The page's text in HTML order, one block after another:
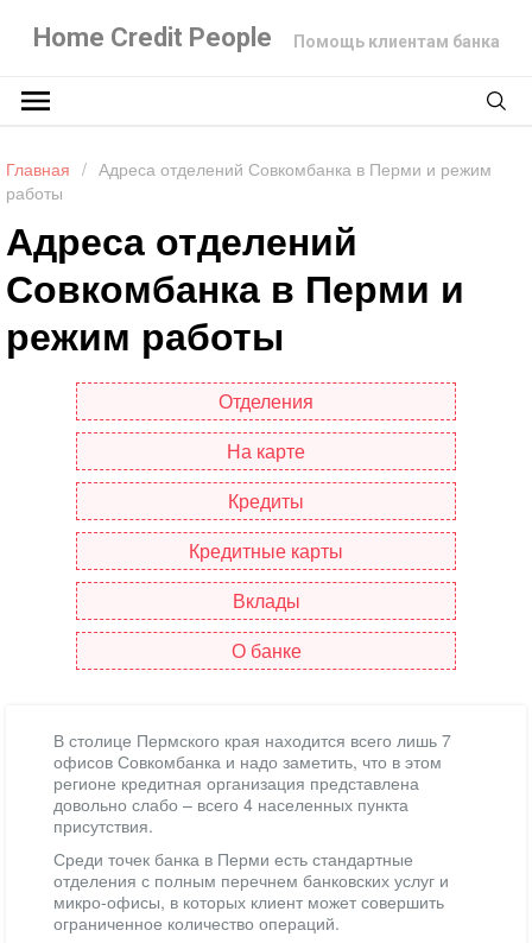
Home Credit People Помощь клиентам банка
Главная / Адреса отделений Совкомбанка в Перми и режим
работы
Адреса отделений
Совкомбанка в Перми и
режим работы
Отделения
На карте
Кредиты
Кредитные карты
Вклады
О банке
В столице Пермского края находится всего лишь 7
офисов Совкомбанка и надо заметить, что в этом
регионе кредитная организация представлена
довольно слабо – всего 4 населенных пункта
присутствия.
Среди точек банка в Перми есть стандартные
отделения с полным перечнем банковских услуг и
микро-офисы, в которых клиент может совершить
ограниченное количество операций.